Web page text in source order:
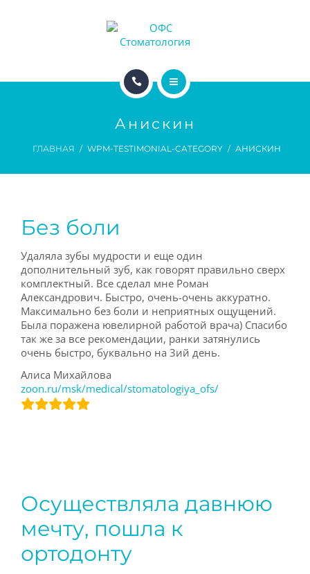
АКЦИИ
ДЛЯ ВРАЧЕЙ
АКЦИИ
ДЛЯ ПАЦИЕНТОВ
ДЛЯ ВРАЧЕЙ
Анискин
ГЛАВНАЯ WPM-TESTIMONIAL-CATEGORY АНИСКИН
Без боли
Удаляла зубы мудрости и еще один
дополнительный зуб, как говорят правильно сверх
комплектный. Все сделал мне Роман
Александрович. Быстро, очень-очень аккуратно.
Максимально без боли и неприятных ощущений.
Была поражена ювелирной работой врача) Спасибо
так же за все рекомендации, ранки затянулись
очень быстро, буквально на 3ий день.
Алиса Михайлова
zoon.ru/msk/medical/stomatologiya_ofs/
Осуществляла давнюю
мечту, пошла к
ортодонту